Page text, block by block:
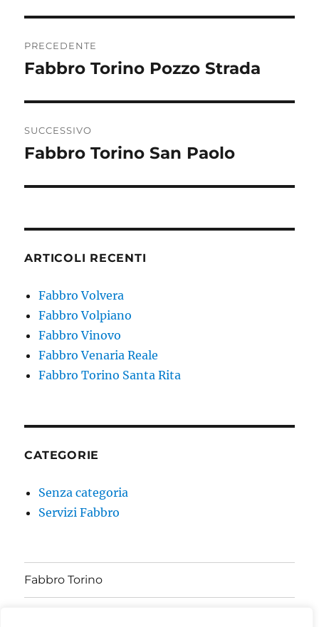
articoli
PRECEDENTE
Articolo
Fabbro Torino Pozzo Strada
SUCCESSIVO
Articolo
Fabbro Torino San Paolo
ARTICOLI RECENTI
Fabbro Volvera
Fabbro Volpiano
Fabbro Vinovo
Fabbro Venaria Reale
Fabbro Torino Santa Rita
CATEGORIE
Senza categoria
Servizi Fabbro
Fabbro Torino